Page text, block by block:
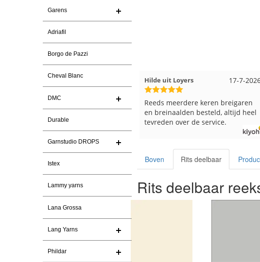
Garens
Adriafil
Borgo de Pazzi
Cheval Blanc
DMC
Durable
Garnstudio DROPS
Istex
Lammy yarns
Lana Grossa
Lang Yarns
Phildar
Magnolia Ranch
Snelle levering en een keurig
pakket Ga er weer leuke pakket van
maken voor de markt.
17-7-
Hilde uit Loyers
Reeds meerdere keren breigaren
en breinaalden besteld, altijd heel
tevreden over de service.
Boven Rits deelbaar
Rits deelbaar